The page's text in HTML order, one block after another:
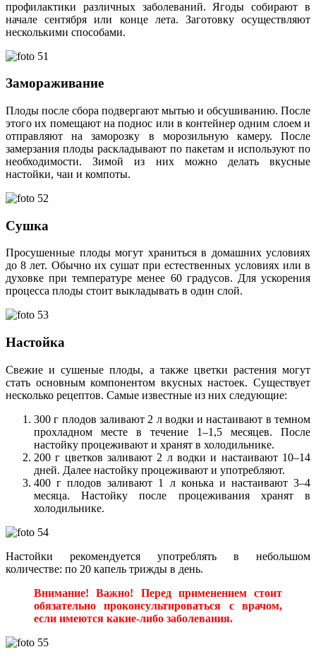
профилактики различных заболеваний. Ягоды собирают в
начале сентября или конце лета. Заготовку осуществляют
несколькими способами.
Замораживание
Плоды после сбора подвергают мытью и обсушиванию. После
этого их помещают на поднос или в контейнер одним слоем и
отправляют на заморозку в морозильную камеру. После
замерзания плоды раскладывают по пакетам и используют по
необходимости. Зимой из них можно делать вкусные
настойки, чаи и компоты.
Сушка
Просушенные плоды могут храниться в домашних условиях
до 8 лет. Обычно их сушат при естественных условиях или в
духовке при температуре менее 60 градусов. Для ускорения
процесса плоды стоит выкладывать в один слой.
Настойка
Свежие и сушеные плоды, а также цветки растения могут
стать основным компонентом вкусных настоек. Существует
несколько рецептов. Самые известные из них следующие:
300 г плодов заливают 2 л водки и настаивают в темном
прохладном месте в течение 1–1,5 месяцев. После
настойку процеживают и хранят в холодильнике.
200 г цветков заливают 2 л водки и настаивают 10–14
дней. Далее настойку процеживают и употребляют.
400 г плодов заливают 1 л конька и настаивают 3–4
месяца. Настойку после процеживания хранят в
холодильнике.
Настойки рекомендуется употреблять в небольшом
количестве: по 20 капель трижды в день.
Внимание! Важно! Перед применением стоит
обязательно проконсультироваться с врачом,
если имеются какие-либо заболевания.